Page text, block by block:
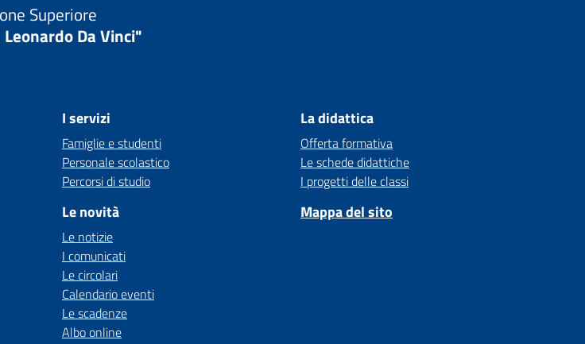
Superiore
Da Vinci"
I servizi
Famiglie e studenti
Personale scolastico
Percorsi di studio
Le novità
Le notizie
I comunicati
Le circolari
Calendario eventi
Le scadenze
Albo online
La didattica
Offerta formativa
Le schede didattiche
I progetti delle classi
Mappa del sito